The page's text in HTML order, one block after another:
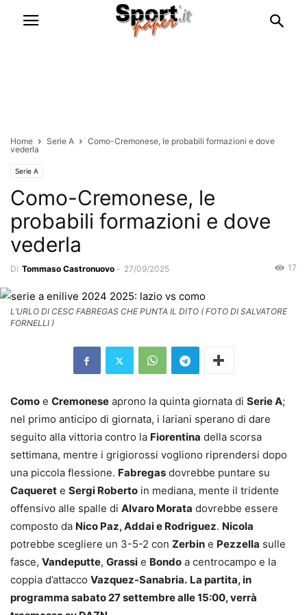
Home Serie A
Como-Cremonese, le probabili formazioni e dove
vederla
Serie A
Como-Cremonese, le
probabili formazioni e dove
vederla
Di Tommaso Castronuovo - 27/09/2025 17
L’URLO DI CESC FABREGAS CHE PUNTA IL DITO ( FOTO DI SALVATORE
FORNELLI )
Como e Cremonese aprono la quinta giornata di Serie A;
nel primo anticipo di giornata, i lariani sperano di dare
seguito alla vittoria contro la Fiorentina della scorsa
settimana, mentre i grigiorossi vogliono riprendersi dopo
una piccola flessione. Fabregas dovrebbe puntare su
Caqueret e Sergi Roberto in mediana, mente il tridente
offensivo alle spalle di Alvaro Morata dovrebbe essere
composto da Nico Paz, Addai e Rodriguez. Nicola
potrebbe scegliere un 3-5-2 con Zerbin e Pezzella sulle
fasce, Vandeputte, Grassi e Bondo a centrocampo e la
coppia d’attacco Vazquez-Sanabria. La partita, in
programma sabato 27 settembre alle 15:00, verrà